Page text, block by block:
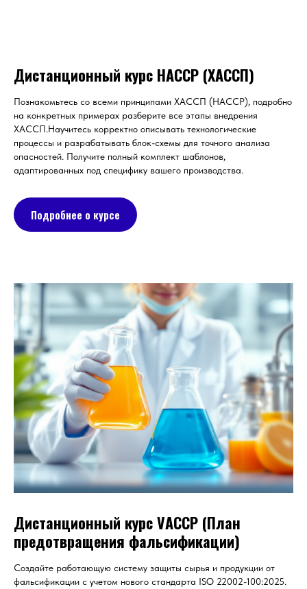
Дистанционный курс НАССР (ХАССП)
Познакомьтесь со всеми принципами ХАССП (НАССР), подробно
на конкретных примерах разберите все этапы внедрения
ХАССП.Научитесь корректно описывать технологические
процессы и разрабатывать блок-схемы для точного анализа
опасностей. Получите полный комплект шаблонов,
адаптированных под специфику вашего производства.
Подробнее о курсе
Дистанционный курс VАССР (План
предотвращения фальсификации)
Создайте работающую систему защиты сырья и продукции от
фальсификации с учетом нового стандарта ISO 22002-100:2025.